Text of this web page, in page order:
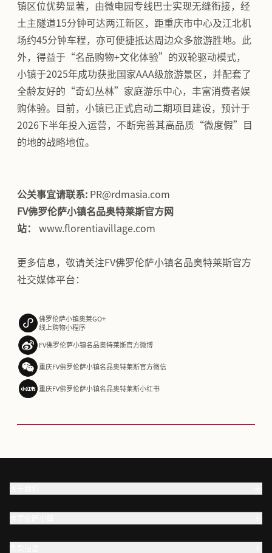
镇区位优势显著，由微电园专线巴士实现无缝衔接，经
土主隧道15分钟可达两江新区，距重庆市中心及江北机
场约45分钟车程，亦可便捷抵达周边众多旅游胜地。此
外，得益于“名品购物+文化体验”的双轮驱动模式，
小镇于2025年成功获批国家AAA级旅游景区，并配套了
全龄友好的“奇幻丛林”家庭游乐中心，丰富消费者娱
购体验。目前，小镇已正式启动二期项目建设，预计于
2026下半年投入运营，不断完善其高品质“微度假”目
的地的战略地位。
公关事宜请联系: PR@rdmasia.com
FV佛罗伦萨小镇名品奥特莱斯官方网
站：
www.florentiavillage.com
更多信息，敬请关注FV佛罗伦萨小镇名品奥特莱斯官方
社交媒体平台：
佛罗伦萨小镇奥莱GO+
线上购物小程序
FV佛罗伦萨小镇名品奥特莱斯官方微博
重庆FV佛罗伦萨小镇名品奥特莱斯官方微信
重庆FV佛罗伦萨小镇名品奥特莱斯小红书